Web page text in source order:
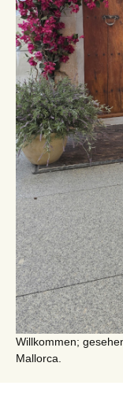
Willkommen;
Mallorca.